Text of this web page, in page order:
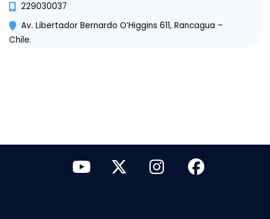
229030037
Av. Libertador Bernardo O’Higgins 611, Rancagua –
Chile.